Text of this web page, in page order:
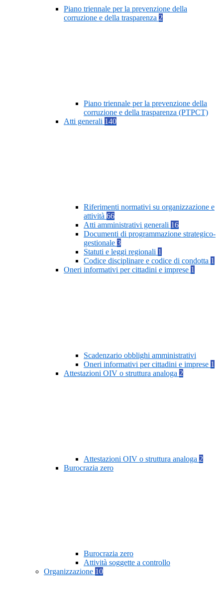
Piano triennale per la prevenzione della
corruzione e della trasparenza 2
Piano triennale per la prevenzione della
corruzione e della trasparenza (PTPCT)
Atti generali 140
Riferimenti normativi su organizzazione e
attività 66
Atti amministrativi generali 16
Documenti di programmazione strategico-
gestionale 3
Statuti e leggi regionali 1
Codice disciplinare e codice di condotta 1
Oneri informativi per cittadini e imprese 1
Scadenzario obblighi amministrativi
Oneri informativi per cittadini e imprese 1
Attestazioni OIV o struttura analoga 2
Attestazioni OIV o struttura analoga 2
Burocrazia zero
Burocrazia zero
Attività soggette a controllo
Organizzazione 10